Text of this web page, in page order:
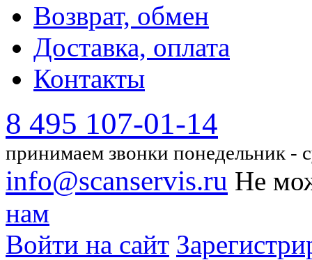
Возврат, обмен
Доставка, оплата
Контакты
8 495 107-01-14
принимаем звонки понедельник -
info@scanservis.ru Не
нам
Войти на сайт